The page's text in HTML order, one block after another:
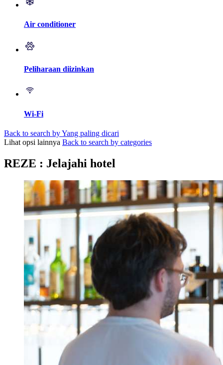
Air conditioner
Peliharaan diizinkan
Wi-Fi
Back to search by Yang paling dicari
Lihat opsi lainnya Back to search by categories
REZE : Jelajahi hotel